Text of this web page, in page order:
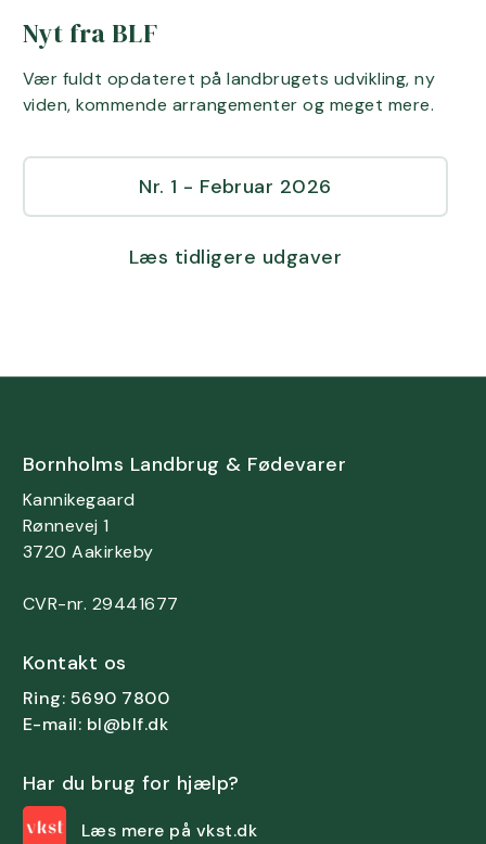
Nyt fra BLF
Vær fuldt opdateret på landbrugets udvikling, ny
viden, kommende arrangementer og meget mere.
Nr. 1 - Februar 2026
Læs tidligere udgaver
Bornholms Landbrug & Fødevarer
Kannikegaard
Rønnevej 1
3720 Aakirkeby
CVR-nr. 29441677
Kontakt os
Ring: 5690 7800
E-mail: bl@blf.dk
Har du brug for hjælp?
Læs mere på vkst.dk